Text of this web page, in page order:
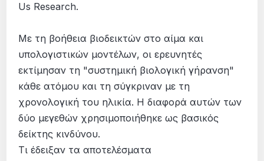
Us Research.
Με τη βοήθεια βιοδεικτών στο αίμα και
υπολογιστικών μοντέλων, οι ερευνητές
εκτίμησαν τη "συστημική βιολογική γήρανση"
κάθε ατόμου και τη σύγκριναν με τη
χρονολογική του ηλικία. Η διαφορά αυτών των
δύο μεγεθών χρησιμοποιήθηκε ως βασικός
δείκτης κινδύνου.
Τι έδειξαν τα αποτελέσματα